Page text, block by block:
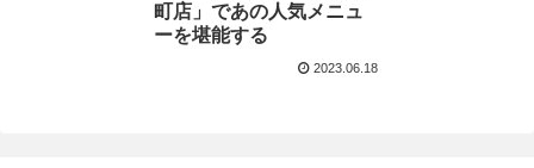
町店」であの人気メニュ
ーを堪能する
2023.06.18